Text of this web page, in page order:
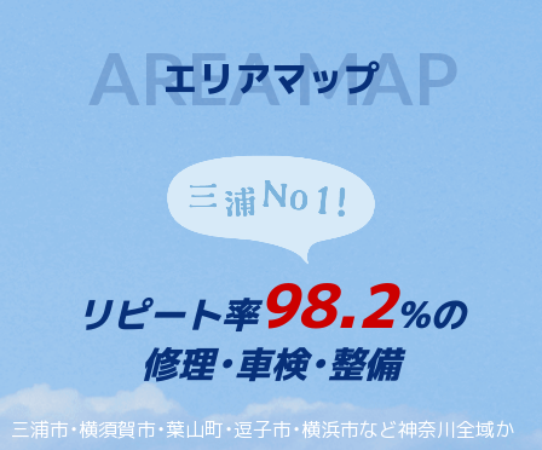
エリアマップ
リピート率98.2%の
修理・車検・整備
三浦市・横須賀市・葉山町・逗子市・横浜市など神奈川全域か